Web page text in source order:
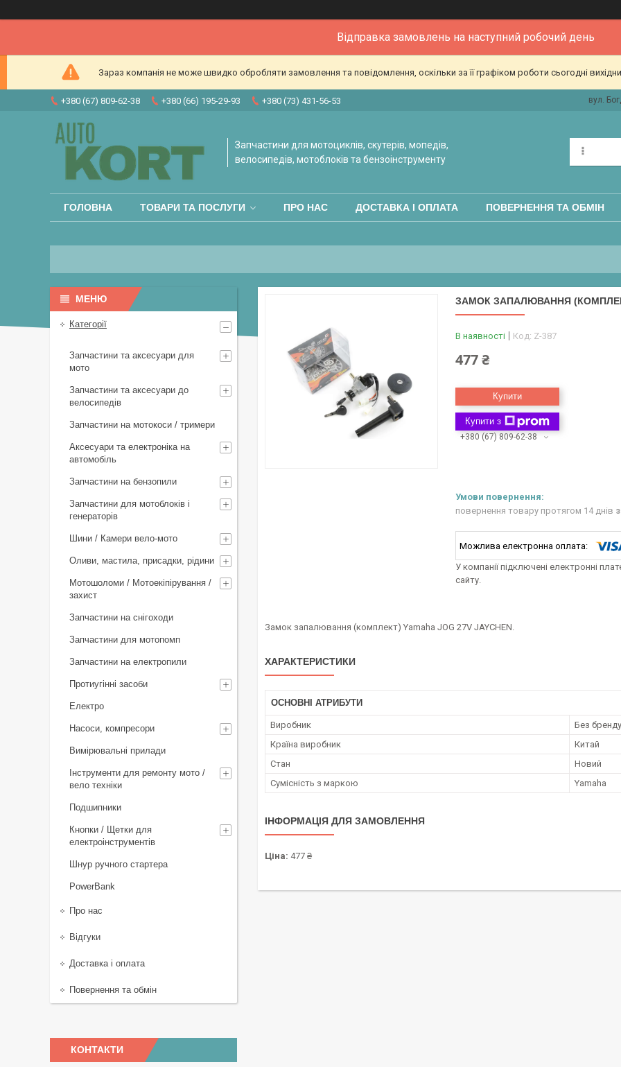
Відправка замовлень на наступний робочий день
Зараз компанія не може швидко обробляти замовлення та повідомлення, оскільки за її графіком роботи сьогодні
+380 (67) 809-62-38 +380 (66) 195-29-93 +380 (73) 431-56-53 вул.
Запчастини для мотоциклів, скутерів, мопедів,
велосипедів, мотоблоків та бензоінструменту
ГОЛОВНА ТОВАРИ ТА ПОСЛУГИ ПРО НАС ДОСТАВКА І ОПЛАТА ПОВЕРНЕННЯ ТА ОБМІН
ЗАМОК ЗАПАЛЮВАННЯ
В наявності Код: Z-387
477 ₴
Купити
Купити з
+380 (67) 809-62-38
повернення товару протягом 14 днів
У компанії підключені електронні
сайту.
Замок запалювання (комплект) Yamaha JOG 27V JAYCHEN.
ХАРАКТЕРИСТИКИ
ОСНОВНІ АТРИБУТИ
Виробник
Без бренду
Країна виробник
Китай
Стан
Новий
Сумісність з маркою
Yamaha
ІНФОРМАЦІЯ ДЛЯ ЗАМОВЛЕННЯ
Ціна: 477 ₴
Категорії
Запчастини та аксесуари для
мото
Запчастини та аксесуари до
велосипедів
Запчастини на мотокоси / тримери
Аксесуари та електроніка на
автомобіль
Запчастини на бензопили
Запчастини для мотоблоків і
генераторів
Шини / Камери вело-мото
Оливи, мастила, присадки, рідини
Мотошоломи / Мотоекіпірування /
захист
Запчастини на снігоходи
Запчастини для мотопомп
Запчастини на електропили
Протиугінні засоби
Електро
Насоси, компресори
Вимірювальні прилади
Інструменти для ремонту мото /
вело техніки
Подшипники
Кнопки / Щетки для
електроінструментів
Шнур ручного стартера
PowerBank
Про нас
Відгуки
Доставка і оплата
Повернення та обмін
КОНТАКТИ